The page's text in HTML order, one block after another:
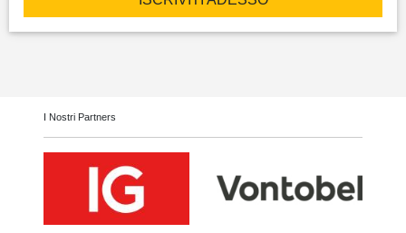
I Nostri Partners